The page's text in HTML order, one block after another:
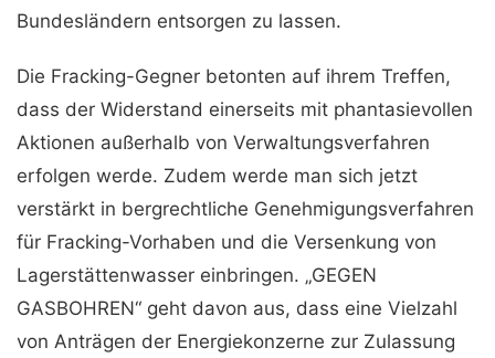
Bundesländern entsorgen zu lassen.
Die Fracking-Gegner betonten auf ihrem Treffen,
dass der Widerstand einerseits mit phantasievollen
Aktionen außerhalb von Verwaltungsverfahren
erfolgen werde. Zu­dem werde man sich jetzt
verstärkt in bergrechtliche Genehmigungsverfahren
für Fracking-Vorhaben und die Versenkung von
Lagerstättenwasser einbringen. „GE­GEN
GASBOHREN“ geht davon aus, dass eine Vielzahl
von Anträgen der Energie­konzerne zur Zulassung